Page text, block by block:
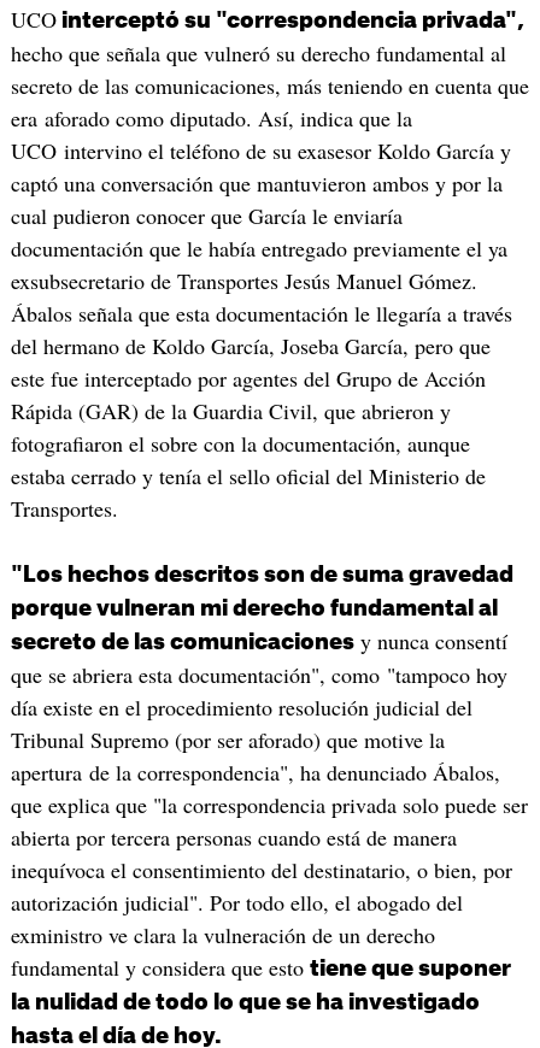
UCOinterceptó su "correspondencia privada",
hecho que señala que vulneró su derecho fundamental al
secreto de las comunicaciones, más teniendo en cuenta que
era aforado como diputado. Así, indica que la
UCO intervino el teléfono de su exasesor Koldo García y
captó una conversación que mantuvieron ambos y por la
cual pudieron conocer que García le enviaría
documentación que le había entregado previamente el ya
exsubsecretario de Transportes Jesús Manuel Gómez.
Ábalos señala que esta documentación le llegaría a través
del hermano de Koldo García, Joseba García, pero que
este fue interceptado por agentes del Grupo de Acción
Rápida (GAR) de la Guardia Civil, que abrieron y
fotografiaron el sobre con la documentación, aunque
estaba cerrado y tenía el sello oficial del Ministerio de
Transportes.
"Los hechos descritos son de suma gravedad
porque vulneran mi derecho fundamental al
secreto de las comunicacionesy nunca consentí
que se abriera esta documentación", como "tampoco hoy
día existe en el procedimiento resolución judicial del
Tribunal Supremo (por ser aforado) que motive la
apertura de la correspondencia", ha denunciado Ábalos,
que explica que "la correspondencia privada solo puede ser
abierta por tercera personas cuando está de manera
inequívoca el consentimiento del destinatario, o bien, por
autorización judicial". Por todo ello, el abogado del
exministro ve clara la vulneración de un derecho
fundamental y considera que esto tiene que suponer
la nulidad de todo lo que se ha investigado
hasta el día de hoy.